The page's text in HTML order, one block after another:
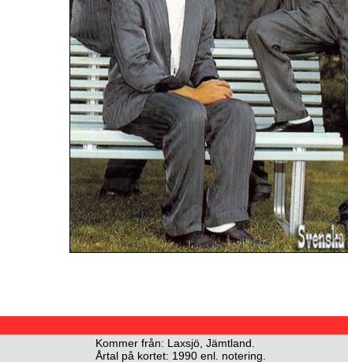
Kommer från: Laxsjö, Jämtland.
Årtal på kortet: 1990 enl. notering.